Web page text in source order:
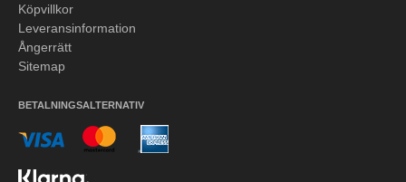
Köpvillkor
Leveransinformation
Ångerrätt
Sitemap
BETALNINGSALTERNATIV